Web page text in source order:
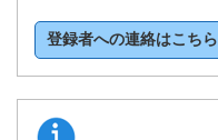
登録者への連絡はこちら